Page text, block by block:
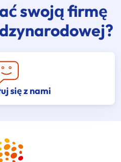
swoją firmę
się z nami